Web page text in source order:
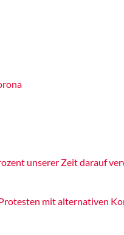
unserer Zeit darauf
mit alternativen